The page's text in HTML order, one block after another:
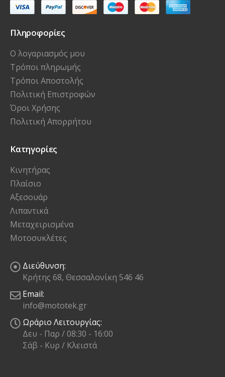
Πληροφορίες
Ο λογαριασμός μου
Τρόποι πληρωμής
Τρόποι Αποστολής
Πολιτική Επιστροφών
Όροι Χρήσης
Πολιτική Απορρήτου
Κατηγορίες
Κινητήρας
Πλαίσιο
Αξεσουάρ
Λιπαντικά
Μεταχειρισμένα
Μοτοσυκλέτες
Διεύθυνση:
Κρήτης 68, Θεσσαλονίκη 546 46
Email:
info@mototek.gr
Ωράριο Λειτουργίας:
Δευ - Παρ / 08:30 - 16:00
Σάβ - Κυρ / Κλειστά